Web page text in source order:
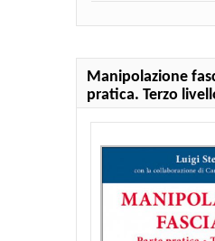
Manipolazione
pratica. Terzo